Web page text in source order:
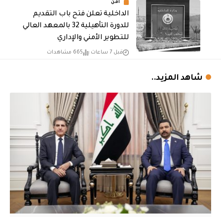
أمن
الداخلية تعلن فتح باب التقديم
للدورة التأهيلية 32 بالمعهد العالي
للتطوير الأمني والإداري
قبل 7 ساعات 665 مشاهدات
شاهد المزيد..